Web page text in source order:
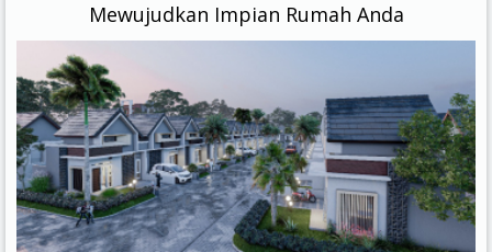
Mewujudkan Impian Rumah Anda